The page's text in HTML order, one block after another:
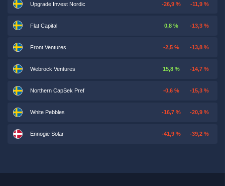
Upgrade Invest Nordic -26,9 % -11,9 %
Flat Capital 0,8 % -13,3 %
Front Ventures -2,5 % -13,8 %
Webrock Ventures 15,8 % -14,7 %
Northern CapSek Pref -0,6 % -15,3 %
White Pebbles -16,7 % -20,9 %
Ennogie Solar -41,9 % -39,2 %